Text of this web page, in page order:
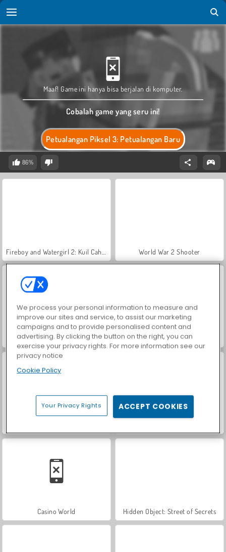
Petualangan Piksel 3: Petualangan Baru
Maaf! Game ini hanya bisa berjalan di komputer.
Cobalah game yang seru ini!
86%
World War 2 Shooter
Car Parking City Duel Let's Fish!
Casino World Hidden Object: Street of Secrets
We process your personal information to measure and
improve our sites and service, to assist our marketing
campaigns and to provide personalised content and
advertising. By clicking the button on the right, you can
exercise your privacy rights. For more information see our
privacy notice
Cookie Policy
Your Privacy Rights ACCEPT COOKIES